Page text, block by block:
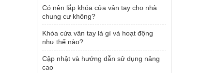
Có nên lắp khóa cửa vân tay cho nhà
chung cư không?
Khóa cửa vân tay là gì và hoạt động
như thế nào?
Cập nhật và hướng dẫn sử dụng nâng
cao